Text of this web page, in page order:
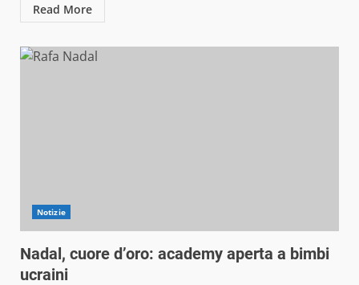
Read More
Notizie
Nadal, cuore d’oro: academy aperta a bimbi
ucraini